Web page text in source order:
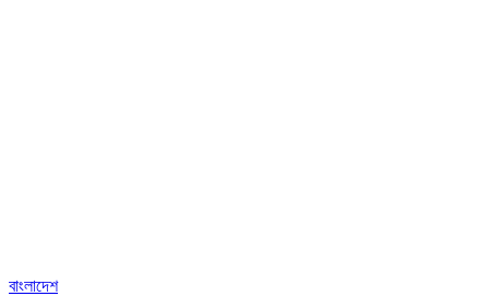
বাংলাদেশ